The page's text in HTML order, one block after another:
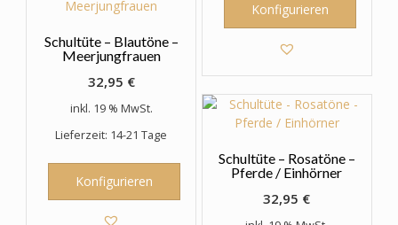
Konfigurieren
Schultüte – Blautöne –
Meerjungfrauen
32,95 €
inkl. 19 % MwSt.
Lieferzeit: 14-21 Tage
Konfigurieren
Schultüte – Rosatöne –
Pferde / Einhörner
32,95 €